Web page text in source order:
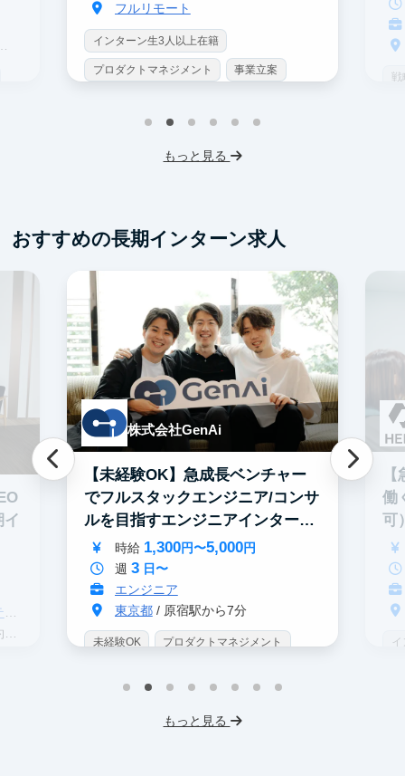
フルリモート
インターン生3人以上在籍
プロダクトマネジメント 事業立案
シンクタンク IT業界
スタートアップ 土日勤務可
戦
もっと見る
おすすめの長期インターン求人
株式会社GenAi
【未経験OK】急成長ベンチャー
でフルスタックエンジニア/コンサ
ルを目指すエンジニアインター
ン！時給 1,300円〜5,000円
週 3日〜
エンジニア
東京都/ 原宿駅から7分
未経験OK プロダクトマネジメント
働
可
もっと見る